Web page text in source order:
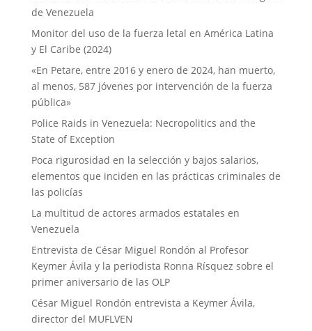
de Venezuela
Monitor del uso de la fuerza letal en América Latina
y El Caribe (2024)
«En Petare, entre 2016 y enero de 2024, han muerto,
al menos, 587 jóvenes por intervención de la fuerza
pública»
Police Raids in Venezuela: Necropolitics and the
State of Exception
Poca rigurosidad en la selección y bajos salarios,
elementos que inciden en las prácticas criminales de
las policías
La multitud de actores armados estatales en
Venezuela
Entrevista de César Miguel Rondón al Profesor
Keymer Ávila y la periodista Ronna Rísquez sobre el
primer aniversario de las OLP
César Miguel Rondón entrevista a Keymer Ávila,
director del MUFLVEN